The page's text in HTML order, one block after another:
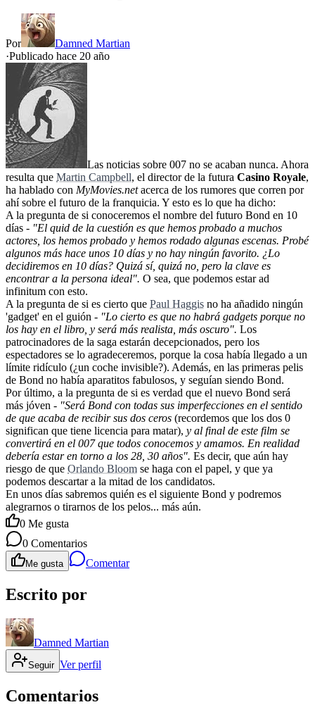
Por
Damned Martian
·Publicado hace 20 año
Las noticias sobre 007 no se acaban nunca. Ahora
resulta que Martin Campbell, el director de la futura Casino Royale,
ha hablado con MyMovies.netacerca de los rumores que corren por
ahí sobre el futuro de la franquicia. Y esto es lo que ha dicho:
A la pregunta de si conoceremos el nombre del futuro Bond en 10
días - "El quid de la cuestión es que hemos probado a muchos
actores, los hemos probado y hemos rodado algunas escenas. Probé
algunos más hace unos 10 días y no hay ningún favorito. ¿Lo
decidiremos en 10 días? Quizá sí, quizá no, pero la clave es
encontrar a la persona ideal". O sea, que podemos estar ad
infinitum con esto.
A la pregunta de si es cierto que Paul Haggis no ha añadido ningún
'gadget' en el guión - "Lo cierto es que no habrá gadgets porque no
los hay en el libro, y será más realista, más oscuro". Los
patrocinadores de la saga estarán decepcionados, pero los
espectadores se lo agradeceremos, porque la cosa había llegado a un
límite ridículo (¿un coche invisible?). Además, en las primeras pelis
de Bond no había aparatitos fabulosos, y seguían siendo Bond.
Por último, a la pregunta de si es verdad que el nuevo Bond será
más jóven - "Será Bond con todas sus imperfecciones en el sentido
de que acaba de recibir sus dos ceros (recordemos que los dos 0
significan que tiene licencia para matar), y al final de este film se
convertirá en el 007 que todos conocemos y amamos. En realidad
debería estar en torno a los 28, 30 años". Es decir, que aún hay
riesgo de que Orlando Bloom se haga con el papel, y que ya
podemos descartar a la mitad de los candidatos.
En unos días sabremos quién es el siguiente Bond y podremos
alegrarnos o tirarnos de los pelos... más aún.
0 Me gusta
0 Comentarios
Me gusta Comentar
Escrito por
Damned Martian
Seguir Ver perfil
Comentarios